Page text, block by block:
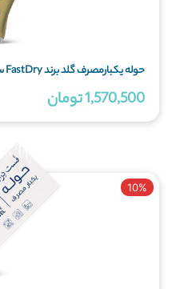
حوله یکبارمصرف گلد برند FastDry سایز 80*40 و گرماژ 80 - پک 50 عددی
1,570,500 تومان
10%